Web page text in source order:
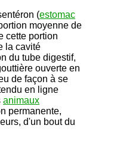
(estomac
moyenne de
cette portion
la cavité
du tube digestif,
ouverte en
de façon à se
en ligne
animaux
permanente,
d'un bout du